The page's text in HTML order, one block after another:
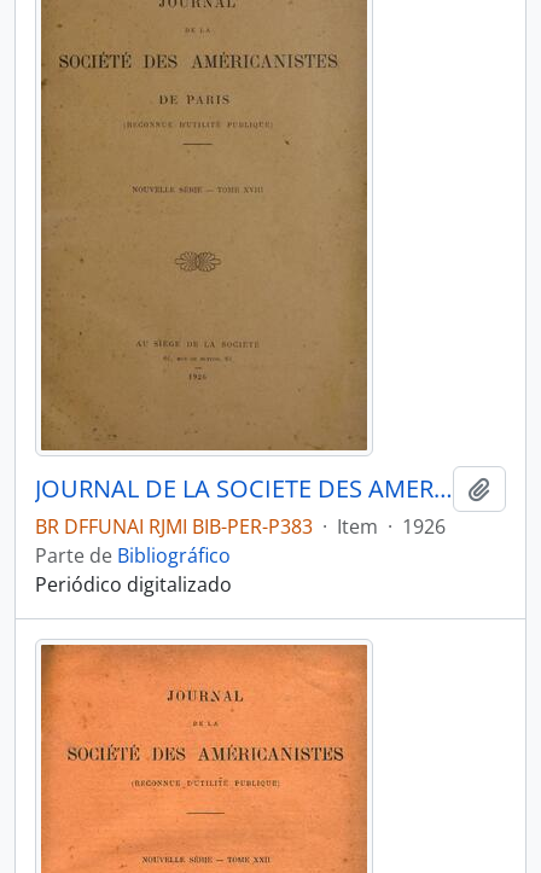
JOURNAL DE LA SOCIETE DES AMERICANISTES DE PARIS - PARIS FR MUSEE DE L HOMME - 1926 - Nº18
BR DFFUNAI RJMI BIB-PER-P383 · Item · 1926
Parte de Bibliográfico
Periódico digitalizado